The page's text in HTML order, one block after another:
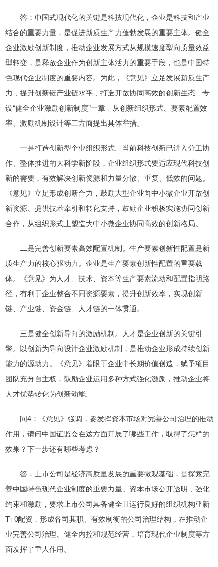
答：中国式现代化的关键是科技现代化，企业是科技和产业
结合的重要力量，是促进新质生产力蓬勃发展的重要主体。健全
企业激励创新制度，推动企业发展方式从规模速度型向质量效益
型转变，是释放企业作为创新主体活力的重要手段，也是中国特
色现代企业制度的重要内容。为此，《意见》立足发展新质生产
力，提升创新链产业链水平，打造开放协同高效的创新生态，专
设“健全企业激励创新制度”一章，从创新组织形式、要素配置效
率、激励机制设计等三方面提出具体举措。
一是打造创新型企业组织形式。当前科技创新已进入分工协
作、整体推进的大科学新阶段，企业组织形式要适应现代科技创
新的需要，有效解决创新资源和力量分散、重复、低效的问题。
《意见》立足形成创新合力，鼓励大型企业向中小微企业开放创
新资源、提供技术牵引和转化支持，鼓励企业积极实施协同创新
合作，从组织形式上塑造大中小微企业协同高效的创新格局。
二是完善创新要素高效配置机制。生产要素创新性配置是新
质生产力的核心驱动力。企业是生产要素创新性配置的重要载
体。《意见》为人才、技术、资本等生产要素流动和配置指明路
径，有利于企业整合不同资源要素，提升创新效率，实现创新
链、产业链、资金链、人才链的一体贯通。
三是健全创新导向的激励机制。人才是企业创新的关键引
擎。以创新为导向设计企业激励机制，是推动企业形成持续创新
能力的源动力。《意见》着眼于企业中长期价值创造，赋予项目
团队充分自主权，鼓励企业运用多种方式强化激励，推动企业将
人才优势转化为创新动能。
问4：《意见》强调，要发挥资本市场对完善公司治理的推动
作用，请问中国证监会在这方面开展了哪些工作，取得了怎样的
效果？下一步还有哪些考虑？
答：上市公司是经济高质量发展的重要微观基础，是探索完
善中国特色现代企业制度的重要力量。资本市场公开透明，强化
约束和激励，要求上市公司具备健全且运行良好的组织机构亚新
T+0配资，形成各司其职、有效制衡的公司治理结构，在推动企
业完善公司治理、健全内控和规范经营，培育现代企业制度等方
面发挥了重大作用。